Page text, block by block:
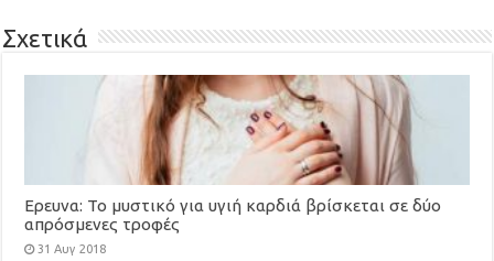
Σχετικά
Ερευνα: To μυστικό για υγιή καρδιά βρίσκεται σε δύο
απρόσμενες τροφές
31 Αυγ 2018